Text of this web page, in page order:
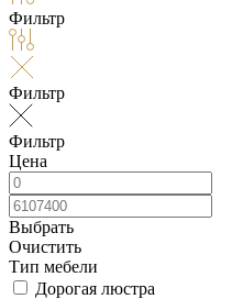
Фильтр
Фильтр
Фильтр
Цена
Выбрать
Очистить
Тип мебели
Дорогая люстра